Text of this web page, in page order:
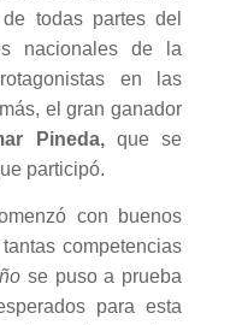
todas partes del
nacionales de la
en las
el gran ganador
Pineda,que se
participó.
con buenos
competencias
se puso a prueba
para esta